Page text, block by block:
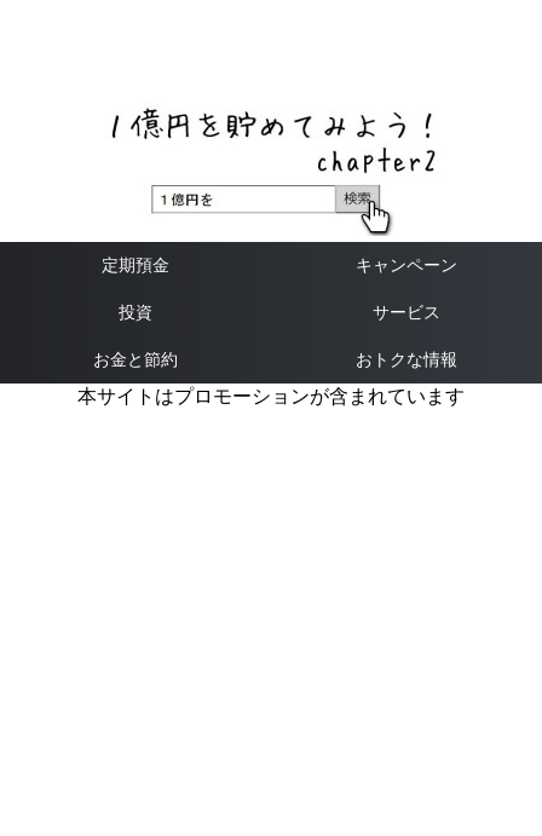
定期預金 キャンペーン
投資 サービス
お金と節約 おトクな情報
本サイトはプロモーションが含まれています